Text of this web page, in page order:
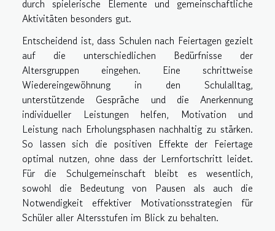
durch spielerische Elemente und gemeinschaftliche
Aktivitäten besonders gut.
Entscheidend ist, dass Schulen nach Feiertagen gezielt
auf die unterschiedlichen Bedürfnisse der
Altersgruppen eingehen. Eine schrittweise
Wiedereingewöhnung in den Schulalltag,
unterstützende Gespräche und die Anerkennung
individueller Leistungen helfen, Motivation und
Leistung nach Erholungsphasen nachhaltig zu stärken.
So lassen sich die positiven Effekte der Feiertage
optimal nutzen, ohne dass der Lernfortschritt leidet.
Für die Schulgemeinschaft bleibt es wesentlich,
sowohl die Bedeutung von Pausen als auch die
Notwendigkeit effektiver Motivationsstrategien für
Schüler aller Altersstufen im Blick zu behalten.